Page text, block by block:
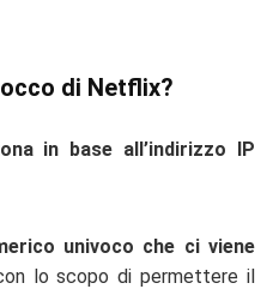
di Netflix?
in base all’indirizzo IP
univoco che ci viene
lo scopo di permettere il